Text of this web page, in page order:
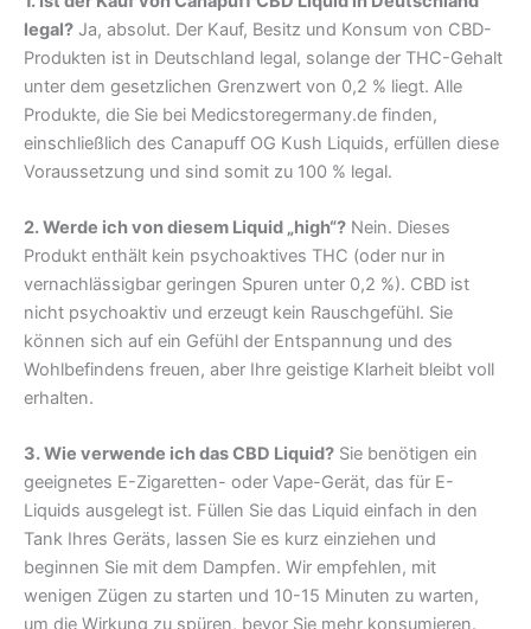
legal? Ja, absolut. Der Kauf, Besitz und Konsum von CBD-
Produkten ist in Deutschland legal, solange der THC-Gehalt
unter dem gesetzlichen Grenzwert von 0,2 % liegt. Alle
Produkte, die Sie bei Medicstoregermany.de finden,
einschließlich des Canapuff OG Kush Liquids, erfüllen diese
Voraussetzung und sind somit zu 100 % legal.
2. Werde ich von diesem Liquid „high“? Nein. Dieses
Produkt enthält kein psychoaktives THC (oder nur in
vernachlässigbar geringen Spuren unter 0,2 %). CBD ist
nicht psychoaktiv und erzeugt kein Rauschgefühl. Sie
können sich auf ein Gefühl der Entspannung und des
Wohlbefindens freuen, aber Ihre geistige Klarheit bleibt voll
erhalten.
3. Wie verwende ich das CBD Liquid? Sie benötigen ein
geeignetes E-Zigaretten- oder Vape-Gerät, das für E-
Liquids ausgelegt ist. Füllen Sie das Liquid einfach in den
Tank Ihres Geräts, lassen Sie es kurz einziehen und
beginnen Sie mit dem Dampfen. Wir empfehlen, mit
wenigen Zügen zu starten und 10-15 Minuten zu warten,